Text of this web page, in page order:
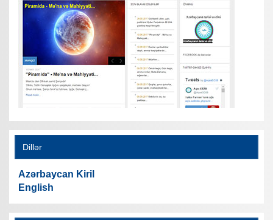
Dillər
Azərbaycan Kiril
English